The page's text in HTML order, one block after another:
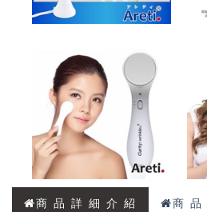
商 品 詳 細 介 紹 商 品